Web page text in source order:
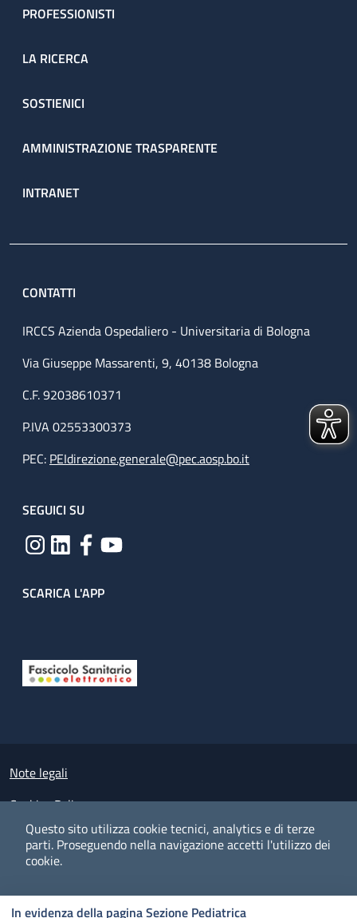
Questo sito utilizza cookie tecnici, analytics e di terze
parti. Proseguendo nella navigazione accetti l'utilizzo dei
cookie.
In evidenza della pagina Sezione Pediatrica
PROFESSIONISTI
LA RICERCA
SOSTIENICI
AMMINISTRAZIONE TRASPARENTE
INTRANET
CONTATTI
IRCCS Azienda Ospedaliero - Universitaria di Bologna
Via Giuseppe Massarenti, 9, 40138 Bologna
C.F. 92038610371
P.IVA 02553300373
PEC: PEIdirezione.generale@pec.aosp.bo.it
SEGUICI SU
SCARICA L'APP
Small prints
Note legali
Cookies Policy
Policy privacy e protezione del dato personale
Albo pretorio on-line
Dichiarazione di accessibilità